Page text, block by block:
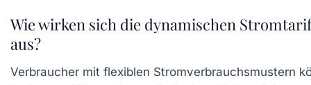
Wie wirken sich die dynamischen
aus?
Verbraucher mit flexiblen Stromverbrauchsmustern